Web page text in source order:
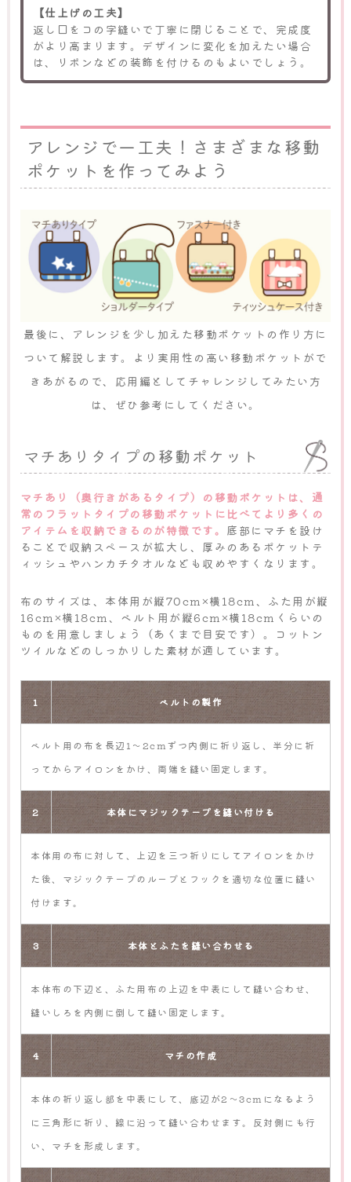
【仕上げの工夫】
返し口をコの字縫いで丁寧に閉じることで、完成度
がより高まります。デザインに変化を加えたい場合
は、リボンなどの装飾を付けるのもよいでしょう。
アレンジで一工夫！さまざまな移動
ポケットを作ってみよう
最後に、アレンジを少し加えた移動ポケットの作り方に
ついて解説します。より実用性の高い移動ポケットがで
きあがるので、応用編としてチャレンジしてみたい方
は、ぜひ参考にしてください。
マチありタイプの移動ポケット
マチあり（奥行きがあるタイプ）の移動ポケットは、通
常のフラットタイプの移動ポケットに比べてより多くの
アイテムを収納できるのが特徴です。 底部にマチを設け
ることで収納スペースが拡大し、厚みのあるポケットテ
ィッシュやハンカチタオルなども収めやすくなります。
布のサイズは、本体用が縦70cm×横18cm、ふた用が縦
16cm×横18cm、ベルト用が縦6cm×横18cmくらいの
ものを用意しましょう（あくまで目安です）。コットン
ツイルなどのしっかりした素材が適しています。
1 ベルトの製作
ベルト用の布を長辺1～2cmずつ内側に折り返し、半分に折
ってからアイロンをかけ、両端を縫い固定します。
2 本体にマジックテープを縫い付ける
本体用の布に対して、上辺を三つ折りにしてアイロンをかけ
た後、マジックテープのループとフックを適切な位置に縫い
付けます。
3 本体とふたを縫い合わせる
本体布の下辺と、ふた用布の上辺を中表にして縫い合わせ、
縫いしろを内側に倒して縫い固定します。
4 マチの作成
本体の折り返し部を中表にして、底辺が2～3cmになるよう
に三角形に折り、線に沿って縫い合わせます。反対側にも行
い、マチを形成します。